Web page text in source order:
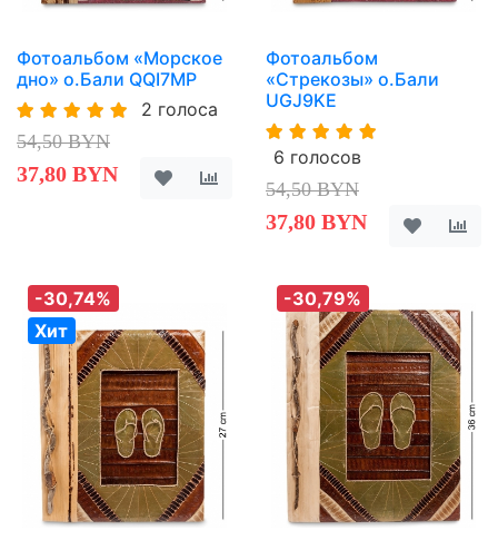
Фотоальбом «Морское
дно» о.Бали QQI7MP
2 голоса
54,50 BYN
37,80 BYN
Фотоальбом
«Стрекозы» о.Бали
UGJ9KE
6 голосов
54,50 BYN
37,80 BYN
-30,74%
Хит
-30,79%